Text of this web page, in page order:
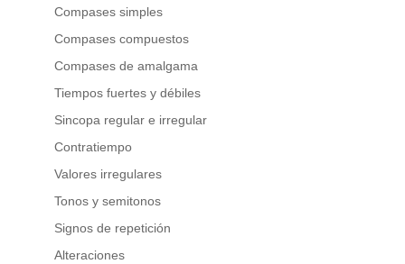
Compases simples
Compases compuestos
Compases de amalgama
Tiempos fuertes y débiles
Sincopa regular e irregular
Contratiempo
Valores irregulares
Tonos y semitonos
Signos de repetición
Alteraciones